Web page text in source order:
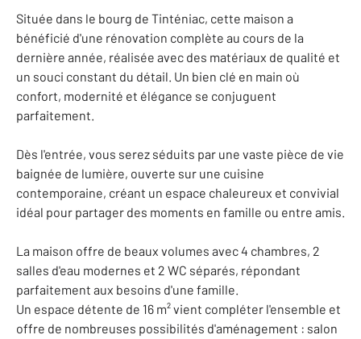
Située dans le bourg de Tinténiac, cette maison a
bénéficié d'une rénovation complète au cours de la
dernière année, réalisée avec des matériaux de qualité et
un souci constant du détail. Un bien clé en main où
confort, modernité et élégance se conjuguent
parfaitement.
Dès l'entrée, vous serez séduits par une vaste pièce de vie
baignée de lumière, ouverte sur une cuisine
contemporaine, créant un espace chaleureux et convivial
idéal pour partager des moments en famille ou entre amis.
La maison offre de beaux volumes avec 4 chambres, 2
salles d'eau modernes et 2 WC séparés, répondant
parfaitement aux besoins d'une famille.
Un espace détente de 16 m² vient compléter l'ensemble et
offre de nombreuses possibilités d'aménagement : salon